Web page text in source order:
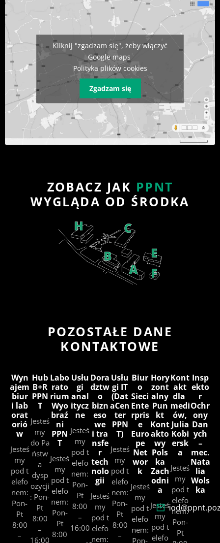
Kliknij "zgadzam się", żeby włączyć
Google maps
Polityka plików cookies
Zgadzam się
ZOBACZ JAK PPNT
WYGLĄDA OD ŚRODKA
POZOSTAŁE DANE
KONTAKTOWE
Wyn
ajem
biur
i lab
orat
orió
w
Jesteś
my
pod t
elefo
nem:
Pon-
Pt
8:00
–
Hub
B+R
PPN
T
Jesteś
my
do Pa
ństw
a
dysp
ozycji
: Pon-
Pt
8:00
–
16:00
Labo
rato
rium
Wyo
braź
ni
PPN
T
Jesteś
my
pod t
elefo
nem:
Pon-
Pt
8:00
Usłu
gi
anal
itycz
ne
Jesteś
my
pod t
elefo
nem:
Pon-
Pt
8:00
–
16:00
Dora
dztw
o
bizn
eso
we
i tra
nsfe
r
tech
nolo
gii
Jesteś
my
pod t
elefo
nem:
Usłu
gi IT
(Dat
aCen
ter
PPN
T)
Jesteś
my
pod t
elefo
nem:
Pon-
Pt
8:00
–
Biur
o
Sieci
Ente
rpris
e
Euro
pe
Net
wor
k
Jesteś
my
pod t
elefo
nem:
Pon-
Hory
zont
alny
Pun
kt
Kont
akto
wy
Pols
ka
Zach
odni
a
Jesteś
my
pod t
elefo
Kont
akt
dla
medi
ów,
Julia
Kobi
ersk
a
Jesteś
my
pod t
elefo
nem:
Pon-
Pt
Insp
ekto
r
Ochr
ony
Dan
ych
–
mec.
Nata
lia
Wols
ka